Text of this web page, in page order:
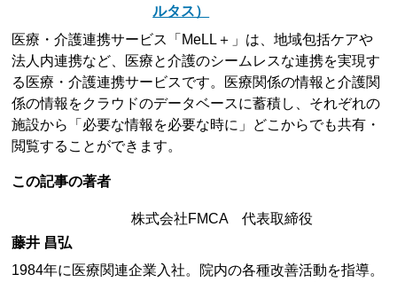
ルタス）
医療・介護連携サービス「MeLL＋」は、地域包括ケアや
法人内連携など、医療と介護のシームレスな連携を実現す
る医療・介護連携サービスです。医療関係の情報と介護関
係の情報をクラウドのデータベースに蓄積し、それぞれの
施設から「必要な情報を必要な時に」どこからでも共有・
閲覧することができます。
この記事の著者
株式会社FMCA 代表取締役
藤井 昌弘
1984年に医療関連企業入社。院内の各種改善活動を指導。